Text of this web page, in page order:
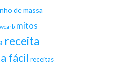
de massa
mitos
receita
fácil receitas